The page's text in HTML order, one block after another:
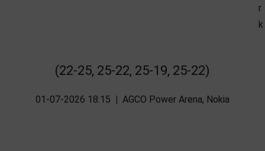
(22-25, 25-22, 25-19, 25-22)
01-07-2026 18:15 AGCO Power Arena, Nokia